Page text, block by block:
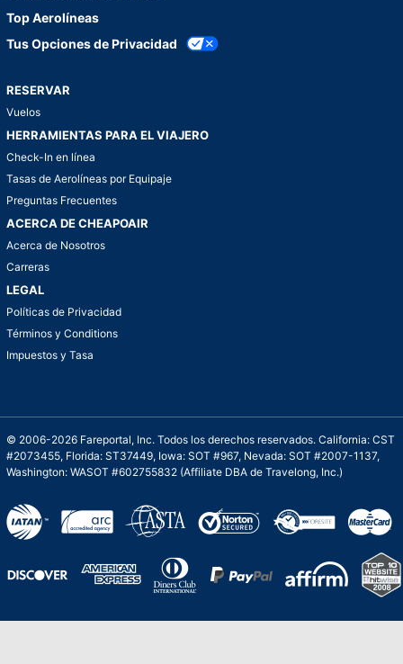
Top Aerolíneas
Tus Opciones de Privacidad
RESERVAR
Vuelos
HERRAMIENTAS PARA EL VIAJERO
Check-In en línea
Tasas de Aerolíneas por Equipaje
Preguntas Frecuentes
ACERCA DE CHEAPOAIR
Acerca de Nosotros
Carreras
LEGAL
Políticas de Privacidad
Términos y Conditions
Impuestos y Tasa
© 2006-2026 Fareportal, Inc. Todos los derechos reservados. California: CST
#2073455, Florida: ST37449, Iowa: SOT #967, Nevada: SOT #2007-1137,
Washington: WASOT #602755832 (Affiliate DBA de Travelong, Inc.)